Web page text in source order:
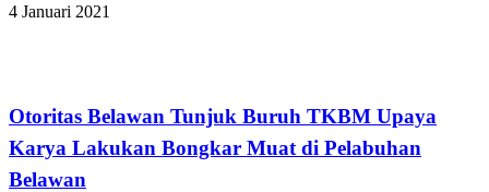
4 Januari 2021
Otoritas Belawan Tunjuk Buruh TKBM Upaya
Karya Lakukan Bongkar Muat di Pelabuhan
Belawan